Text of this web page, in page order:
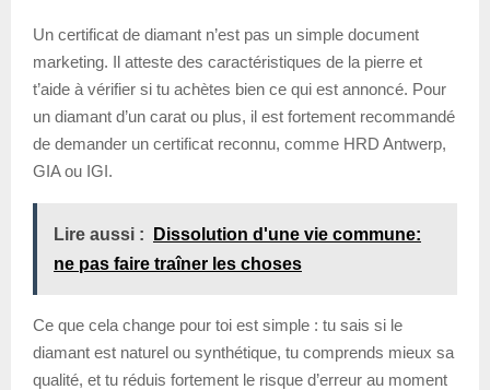
Un certificat de diamant n’est pas un simple document
marketing. Il atteste des caractéristiques de la pierre et
t’aide à vérifier si tu achètes bien ce qui est annoncé. Pour
un diamant d’un carat ou plus, il est fortement recommandé
de demander un certificat reconnu, comme HRD Antwerp,
GIA ou IGI.
Lire aussi :
Dissolution d'une vie commune:
ne pas faire traîner les choses
Ce que cela change pour toi est simple : tu sais si le
diamant est naturel ou synthétique, tu comprends mieux sa
qualité, et tu réduis fortement le risque d’erreur au moment